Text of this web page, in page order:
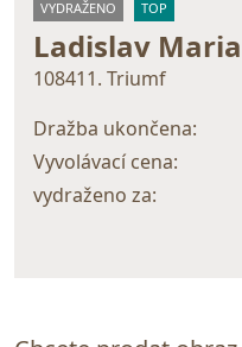
VYDRAŽENO TOP
Ladislav
108411. Triumf
Dražba ukončena:
Vyvolávací cena:
vydraženo za: